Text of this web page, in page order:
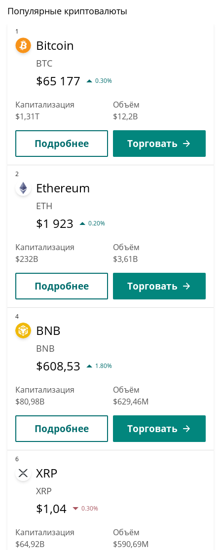
Популярные криптовалюты
1
Bitcoin
BTC
$65 177 0.30%
Капитализация
$1,31T
Объём
$12,2B
Подробнее Торговать
2
Ethereum
ETH
$1 923 0.20%
Капитализация
$232B
Объём
$3,61B
Подробнее Торговать
4
BNB
BNB
$608,53 1.80%
Капитализация
$80,98B
Объём
$629,46M
Подробнее Торговать
6
XRP
XRP
$1,04 0.30%
Капитализация
$64,92B
Объём
$590,69M